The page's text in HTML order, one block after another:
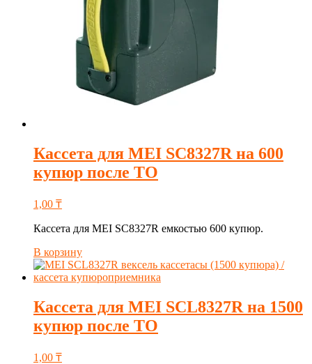
Кассета для MEI SC8327R на 600
купюр после ТО
1,00 ₸
Кассета для MEI SC8327R емкостью 600 купюр.
В корзину
Кассета для MEI SCL8327R на 1500
купюр после ТО
1,00 ₸